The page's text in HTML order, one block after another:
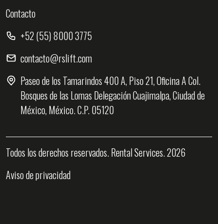
Contacto
+52 (55) 8000 3775
contacto@rslift.com
Paseo de los Tamarindos 400 A, Piso 21, Oficina A Col.
Bosques de las Lomas Delegación Cuajimalpa, Ciudad de
México, México. C.P. 05120
Todos los derechos reservados. Rental Services. 2026
Aviso de privacidad